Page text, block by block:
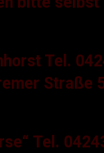
Tel.
Straße
Tel.